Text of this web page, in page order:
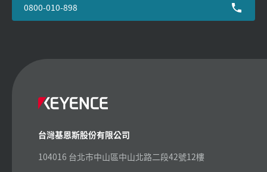
0800-010-898
台灣基恩斯股份有限公司
104016 台北市中山區中山北路二段42號12樓